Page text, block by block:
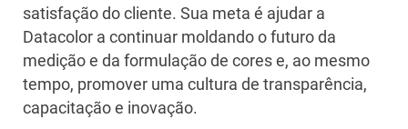
satisfação do cliente. Sua meta é ajudar a
Datacolor a continuar moldando o futuro da
medição e da formulação de cores e, ao mesmo
tempo, promover uma cultura de transparência,
capacitação e inovação.